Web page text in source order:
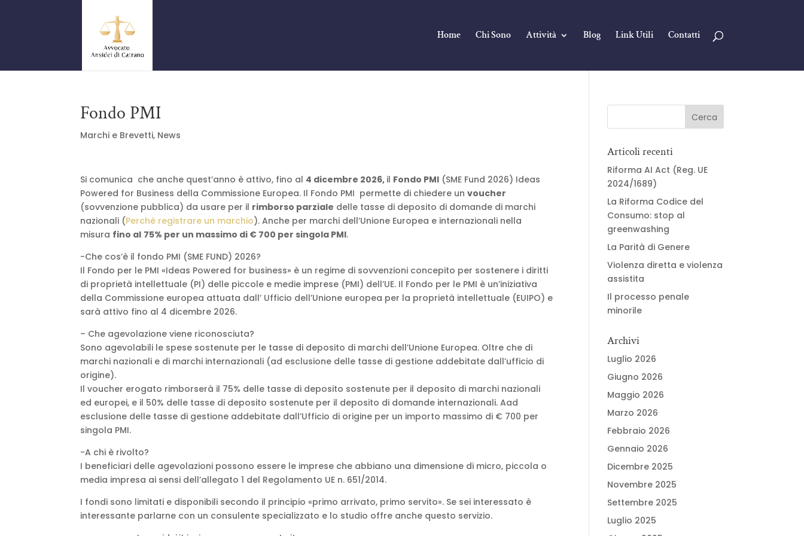
Home Chi Sono Attività Blog Link Utili Contatti
Fondo PMI
Marchi e Brevetti, News
Si comunica che anche quest’anno è attivo, fino al 4 dicembre 2026, il Fondo PMI (SME Fund 2026) Ideas
Powered for Business della Commissione Europea. Il Fondo PMI permette di chiedere unvoucher
(sovvenzione pubblica) da usare per il rimborso parziale delle tasse di deposito di domande di marchi
nazionali (Perchè registrare un marchio). Anche per marchi dell’Unione Europea e internazionali nella
misura fino al 75% per un massimo di € 700 per singola PMI.
-Che cos’è il fondo PMI (SME FUND) 2026?
Il Fondo per le PMI «Ideas Powered for business» è un regime di sovvenzioni concepito per sostenere i diritti
di proprietà intellettuale (PI) delle piccole e medie imprese (PMI) dell’UE. Il Fondo per le PMI è un’iniziativa
della Commissione europea attuata dall’ Ufficio dell’Unione europea per la proprietà intellettuale (EUIPO) e
sarà attivo fino al 4 dicembre 2026.
– Che agevolazione viene riconosciuta?
Sono agevolabili le spese sostenute per le tasse di deposito di marchi dell’Unione Europea. Oltre che di
marchi nazionali e di marchi internazionali (ad esclusione delle tasse di gestione addebitate dall’ufficio di
origine).
Il voucher erogato rimborserà il 75% delle tasse di deposito sostenute per il deposito di marchi nazionali
ed europei, e il 50% delle tasse di deposito sostenute per il deposito di domande internazionali. Aad
esclusione delle tasse di gestione addebitate dall’Ufficio di origine per un importo massimo di € 700 per
singola PMI.
-A chi è rivolto?
I beneficiari delle agevolazioni possono essere le imprese che abbiano una dimensione di micro, piccola o
media impresa ai sensi dell’allegato 1 del Regolamento UE n. 651/2014.
I fondi sono limitati e disponibili secondo il principio «primo arrivato, primo servito». Se sei interessato è
interessante parlarne con un consulente specializzato e lo studio offre anche questo servizio.
Articoli recenti
Riforma AI Act (Reg. UE
2024/1689)
La Riforma Codice del
Consumo: stop al
greenwashing
La Parità di Genere
Violenza diretta e violenza
assistita
Il processo penale
minorile
Archivi
Luglio 2026
Giugno 2026
Maggio 2026
Marzo 2026
Febbraio 2026
Gennaio 2026
Dicembre 2025
Novembre 2025
Settembre 2025
Luglio 2025